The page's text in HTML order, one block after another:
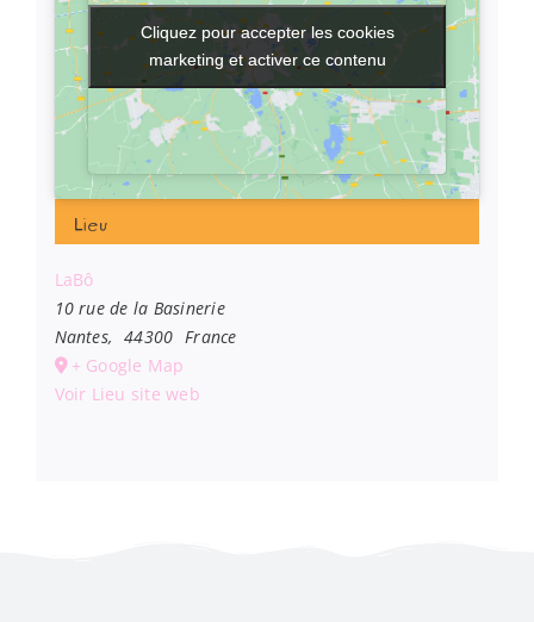
Lieu
LaBô
10 rue de la Basinerie
Nantes, 44300 France
+ Google Map
Voir Lieu site web
Cliquez pour accepter les cookies
marketing et activer ce contenu
Cliquez pour accepter les cookies
marketing et activer ce contenu